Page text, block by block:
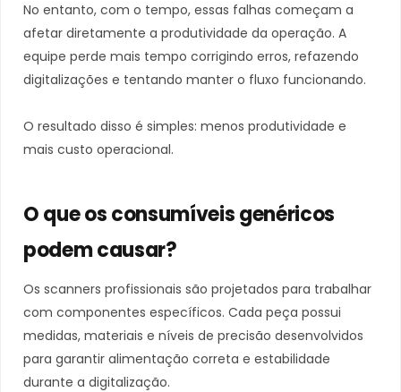
No entanto, com o tempo, essas falhas começam a
afetar diretamente a produtividade da operação. A
equipe perde mais tempo corrigindo erros, refazendo
digitalizações e tentando manter o fluxo funcionando.
O resultado disso é simples: menos produtividade e
mais custo operacional.
O que os consumíveis genéricos
podem causar?
Os scanners profissionais são projetados para trabalhar
com componentes específicos. Cada peça possui
medidas, materiais e níveis de precisão desenvolvidos
para garantir alimentação correta e estabilidade
durante a digitalização.